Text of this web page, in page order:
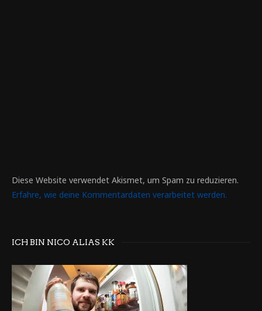
Diese Website verwendet Akismet, um Spam zu reduzieren.
Erfahre, wie deine Kommentardaten verarbeitet werden.
ICH BIN NICO ALIAS KK